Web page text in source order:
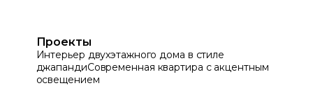
Проекты
Интерьер двухэтажного дома в стиле
джапандиСовременная квартира с акцентным
освещением